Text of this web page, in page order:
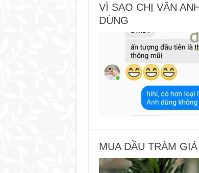
VÌ SAO CHỊ VÂN
DÙNG
MUA DẦU TRÀM